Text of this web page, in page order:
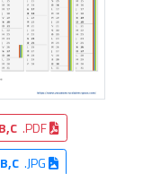
.PDF
.JPG